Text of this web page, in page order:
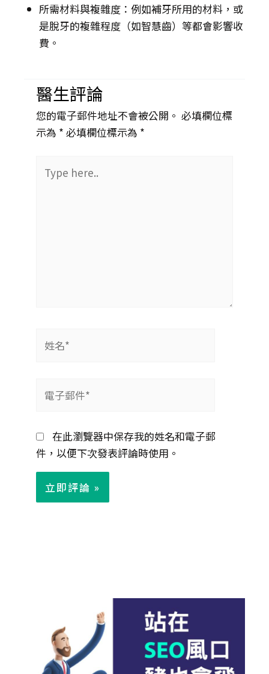
所需材料與複雜度：例如補牙所用的材料，或
是脫牙的複雜程度（如智慧齒）等都會影響收
費。
醫生評論
您的電子郵件地址不會被公開。 必填欄位標
示為 * 必填欄位標示為 *
here..
名
件
*
在此瀏覽器中保存我的姓名和電子郵
件，以便下次發表評論時使用。